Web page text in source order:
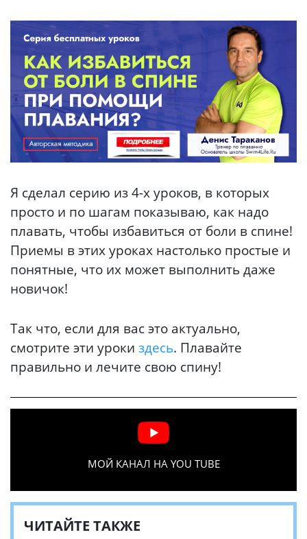
Я сделал серию из 4-х уроков, в которых
просто и по шагам показываю, как надо
плавать, чтобы избавиться от боли в спине!
Приемы в этих уроках настолько простые и
понятные, что их может выполнить даже
новичок!
Так что, если для вас это актуально,
смотрите эти уроки здесь. Плавайте
правильно и лечите свою спину!
МОЙ КАНАЛ НА YOU TUBE
ЧИТАЙТЕ ТАКЖЕ